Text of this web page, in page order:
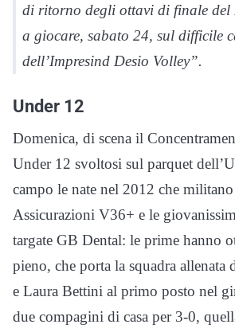
di ritorno degli ottavi di finale del
a giocare, sabato 24, sul difficile
dell’Impresind Desio Volley”.
Under 12
Domenica, di scena il
Under 12 svoltosi sul parquet
campo le nate nel 2012 che
Assicurazioni V36+ e le
targate GB Dental: le prime hanno
pieno, che porta la squadra allenata
e Laura Bettini al primo posto nel
due compagini di casa per 3-0,